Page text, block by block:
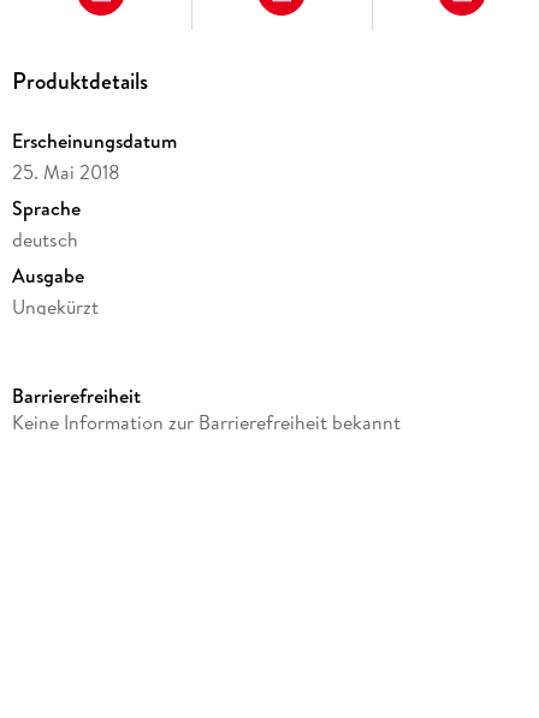
Produktdetails
Erscheinungsdatum
25. Mai 2018
Sprache
deutsch
Ausgabe
Ungekürzt
Laufzeit
Barrierefreiheit
Keine Information zur Barrierefreiheit bekannt